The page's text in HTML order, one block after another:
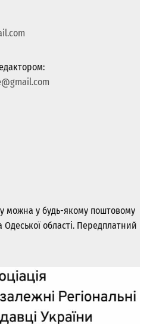
можна у будь-якому поштовому
Одеської області. Передплатний